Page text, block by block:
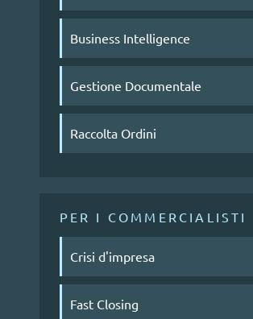
Business Intelligence
Gestione Documentale
Raccolta Ordini
PER I COMMERCIALISTI
Crisi d'impresa
Fast Closing